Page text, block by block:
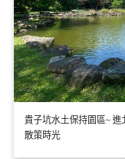
貴子坑水土保持園區~
散策時光